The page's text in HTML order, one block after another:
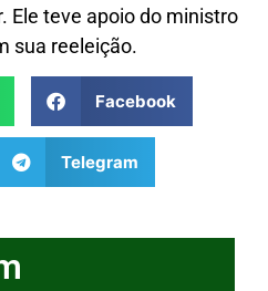
Ele teve apoio do ministro
sua reeleição.
Facebook
Telegram